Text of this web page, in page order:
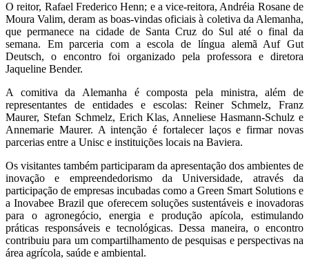
O reitor, Rafael Frederico Henn; e a vice-reitora, Andréia Rosane de
Moura Valim, deram as boas-vindas oficiais à coletiva da Alemanha,
que permanece na cidade de Santa Cruz do Sul até o final da
semana. Em parceria com a escola de língua alemã Auf Gut
Deutsch, o encontro foi organizado pela professora e diretora
Jaqueline Bender.
A comitiva da Alemanha é composta pela ministra, além de
representantes de entidades e escolas: Reiner Schmelz, Franz
Maurer, Stefan Schmelz, Erich Klas, Anneliese Hasmann-Schulz e
Annemarie Maurer. A intenção é fortalecer laços e firmar novas
parcerias entre a Unisc e instituições locais na Baviera.
Os visitantes também participaram da apresentação dos ambientes de
inovação e empreendedorismo da Universidade, através da
participação de empresas incubadas como a Green Smart Solutions e
a Inovabee Brazil que oferecem soluções sustentáveis e inovadoras
para o agronegócio, energia e produção apícola, estimulando
práticas responsáveis e tecnológicas. Dessa maneira, o encontro
contribuiu para um compartilhamento de pesquisas e perspectivas na
área agrícola, saúde e ambiental.